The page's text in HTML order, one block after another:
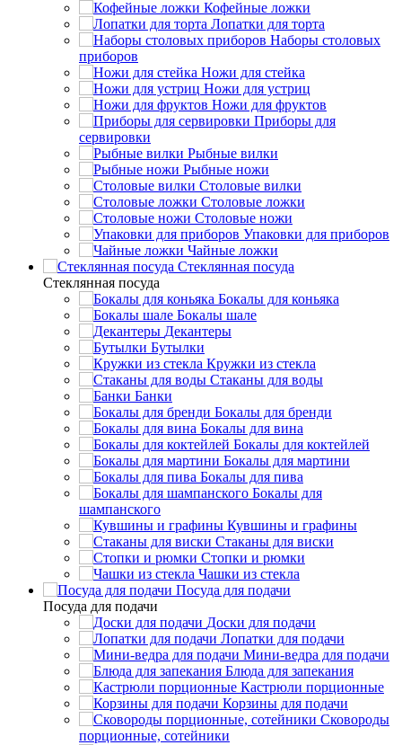
Кофейные ложки
Лопатки для торта
Наборы столовых
приборов
Ножи для стейка
Ножи для устриц
Ножи для фруктов
Приборы для
сервировки
Рыбные вилки
Рыбные ножи
Столовые вилки
Столовые ложки
Столовые ножи
Упаковки для приборов
Чайные ложки
Стеклянная посуда
Стеклянная посуда
Бокалы для коньяка
Бокалы шале
Декантеры
Бутылки
Кружки из стекла
Стаканы для воды
Банки
Бокалы для бренди
Бокалы для вина
Бокалы для коктейлей
Бокалы для мартини
Бокалы для пива
Бокалы для
шампанского
Кувшины и графины
Стаканы для виски
Стопки и рюмки
Чашки из стекла
Посуда для подачи
Посуда для подачи
Доски для подачи
Лопатки для подачи
Мини-ведра для подачи
Блюда для запекания
Кастрюли порционные
Корзины для подачи
Сковороды
порционные, сотейники